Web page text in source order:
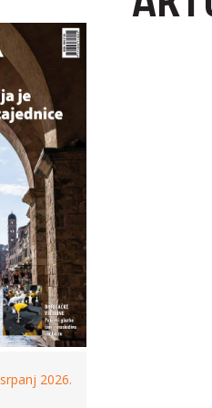
srpanj 2026.